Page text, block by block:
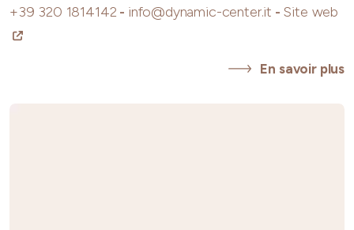
+39 320 1814142 - info@dynamic-center.it - Site web
En savoir plus